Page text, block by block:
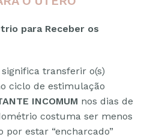
para Receber os
transferir o(s)
ciclo de estimulação
INCOMUM nos dias de
costuma ser menos
por estar “encharcado”